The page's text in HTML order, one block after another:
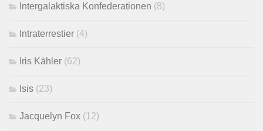
Intergalaktiska Konfederationen (8)
Intraterrestier (4)
Iris Kähler (62)
Isis (23)
Jacquelyn Fox (12)